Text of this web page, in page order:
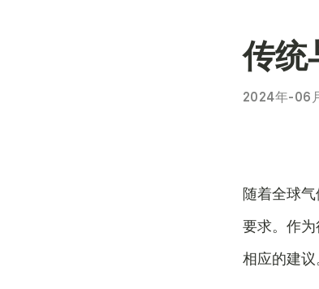
传统
2024年-06
随着全球
要求。作
相应的建议